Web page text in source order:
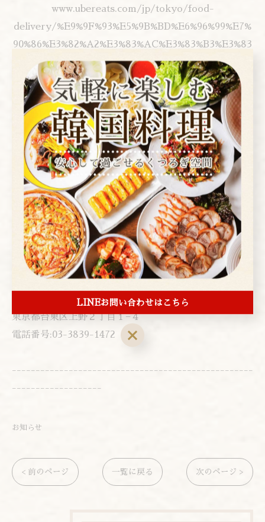
www.ubereats.com/jp/tokyo/food-
delivery/%E9%9F%93%E5%9B%BD%E6%96%99%E7%
90%86%E3%82%A2%E3%83%AC%E3%83%B3%E3%83
%A2%E3%82%AF-korean-restaurant-
arenmoku/16-gcylLTFKAj37nXxtz0w
▼you tubeお店紹介▼
www.youtube.com/watch?v=S2l0PRsM6xA
▼instagram▼
www.instagram.com/arenmoku/?hl=ja
---------------------------------------------------
-------------------
東京都台東区上野２丁目１−４
電話番号:03-3839-1472
---------------------------------------------------
-------------------
お知らせ
< 前のページ 一覧に戻る 次のページ >
LINEお問い合わせはこちら